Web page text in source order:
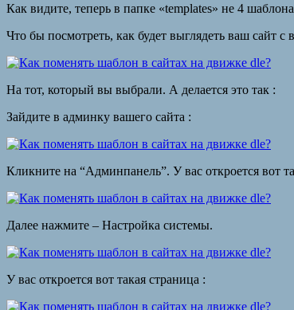
Как видите, теперь в папке «templates» не 4
Что бы посмотреть, как будет выглядеть ваш сайт
На тот, который вы выбрали. А делается это так :
Зайдите в админку вашего сайта :
Кликните на “Админпанель”. У вас откроется вот
Далее нажмите – Настройка системы.
У вас откроется вот такая страница :